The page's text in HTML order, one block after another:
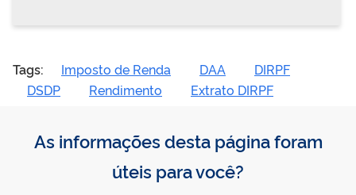
Tags: Imposto de Renda DAA
DIRPF
DSDP
Rendimento Extrato DIRPF
As informações desta página foram
úteis para você?